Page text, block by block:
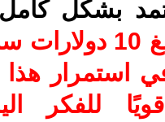
بشكل
ساهم/ي معنا! بدعمكم بمبلغ 10
استمرار هذا
للفكر